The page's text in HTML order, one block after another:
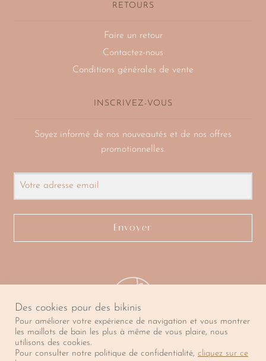
RETOURS
Faire un retour
Contactez-nous
Conditions générales de vente
INSCRIVEZ-VOUS
Soyez informé de nos nouveautés et de nos offres
promotionnelles.
Envoyer
© La Caravelle 2026. Tous droits réservés.
Des cookies pour des bikinis
Pour améliorer votre expérience de navigation et vous montrer
les maillots de bain les plus à même de vous plaire, nous
utilisons des cookies.
Pour consulter notre politique de confidentialité, cliquez sur ce